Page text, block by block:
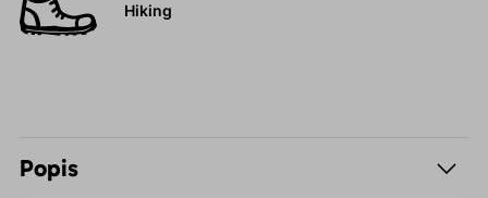
Hiking
Popis